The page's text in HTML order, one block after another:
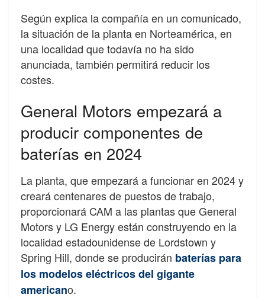
Según explica la compañía en un comunicado,
la situación de la planta en Norteamérica, en
una localidad que todavía no ha sido
anunciada, también permitirá reducir los
costes.
General Motors empezará a
producir componentes de
baterías en 2024
La planta, que empezará a funcionar en 2024 y
creará centenares de puestos de trabajo,
proporcionará CAM a las plantas que General
Motors y LG Energy están construyendo en la
localidad estadounidense de Lordstown y
Spring Hill, donde se producirán baterías para
los modelos eléctricos del gigante
americano.